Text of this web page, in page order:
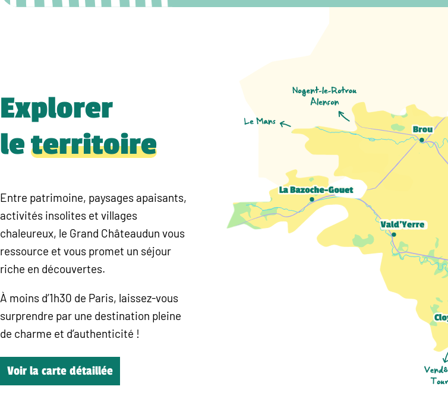
Explorer
leterritoire
Entre patrimoine, paysages apaisants,
activités insolites et villages
chaleureux, le Grand Châteaudun vous
ressource et vous promet un séjour
riche en découvertes.
À moins d’1h30 de Paris, laissez-vous
surprendre par une destination pleine
de charme et d’authenticité !
Voir la carte détaillée